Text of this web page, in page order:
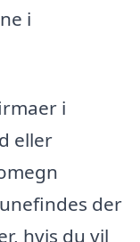
i
i
eller
der
hvis du vil